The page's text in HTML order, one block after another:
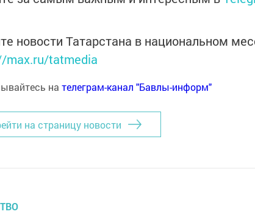
новости Татарстана в национальном
max.ru/tatmedia
на телеграм-канал "Бавлы-информ"
на страницу новости